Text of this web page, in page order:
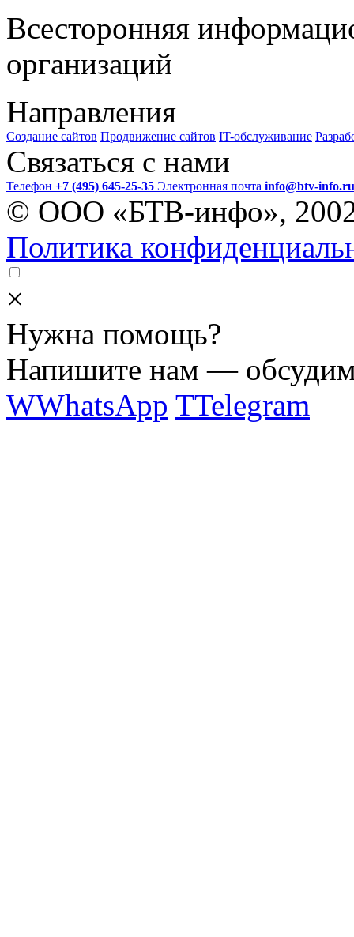
Всесторонняя
организаций
Направления
Создание сайтов Продвижение сайтов IT-обслуживание
Связаться с нами
Телефон +7 (495) 645-25-35 Электронная почта info@btv-info.ru
© ООО «БТВ-инфо»,
Политика
×
Нужна помощь?
Напишите нам —
WWhatsApp TTelegram